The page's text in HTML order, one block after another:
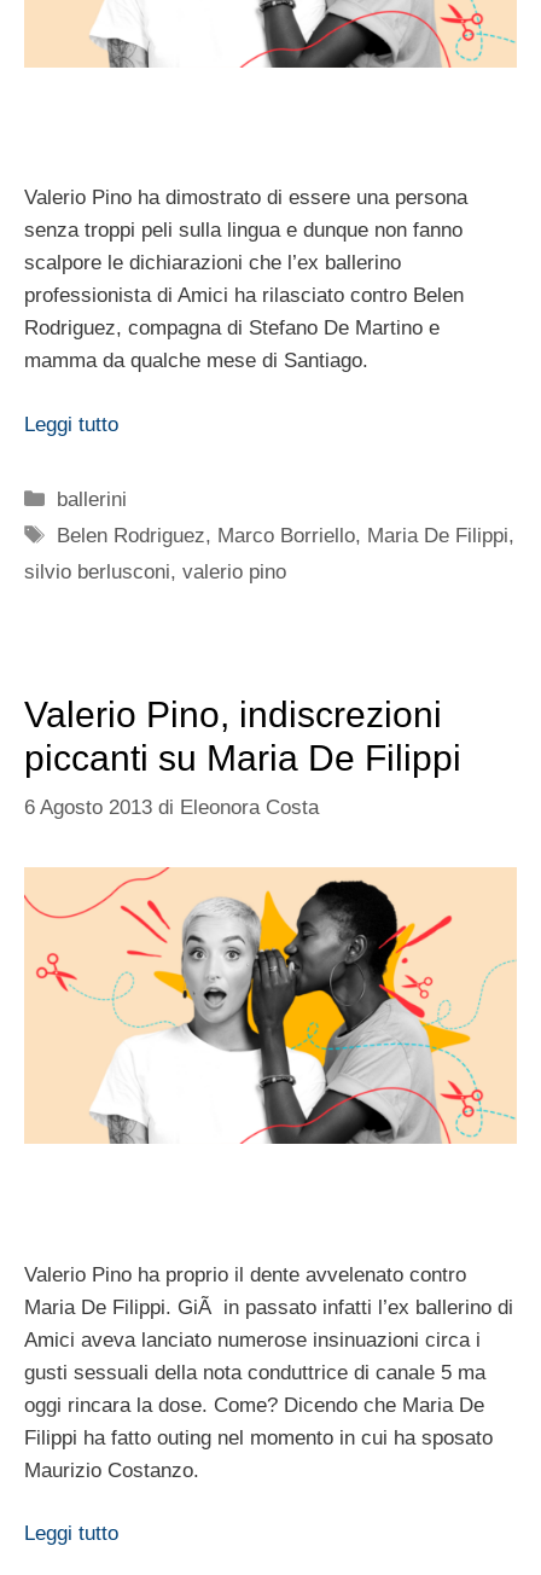
Valerio Pino ha dimostrato di essere una persona
senza troppi peli sulla lingua e dunque non fanno
scalpore le dichiarazioni che l’ex ballerino
professionista di Amici ha rilasciato contro Belen
Rodriguez, compagna di Stefano De Martino e
mamma da qualche mese di Santiago.
Leggi tutto
Categorie
ballerini
Tag
Belen Rodriguez, Marco Borriello, Maria De Filippi,
silvio berlusconi, valerio pino
Valerio Pino, indiscrezioni
piccanti su Maria De Filippi
6 Agosto 2013 di Eleonora Costa
Valerio Pino ha proprio il dente avvelenato contro
Maria De Filippi. GiÃ in passato infatti l’ex ballerino di
Amici aveva lanciato numerose insinuazioni circa i
gusti sessuali della nota conduttrice di canale 5 ma
oggi rincara la dose. Come? Dicendo che Maria De
Filippi ha fatto outing nel momento in cui ha sposato
Maurizio Costanzo.
Leggi tutto